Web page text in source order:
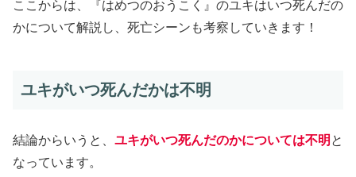
ここからは、『はめつのおうこく』のユキはいつ死んだの
かについて解説し、死亡シーンも考察していきます！
ユキがいつ死んだかは不明
結論からいうと、 ユキがいつ死んだのかについては不明 と
なっています。